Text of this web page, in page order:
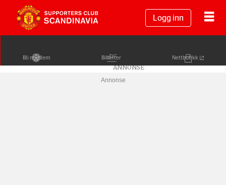
Logg inn
Bli medlem Billetter Nettbutikk
Annonse